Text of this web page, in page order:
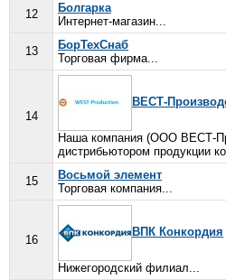
12
Болгарка
Интернет-магазин...
13
БорТехСнаб
Торговая фирма...
14
ВЕСТ-
Наша компания (ООО ВЕСТ-
дистрибьютором продукции
15
Восьмой элемент
Торговая компания...
16
ВПК Конкордия
Нижегородский филиал...